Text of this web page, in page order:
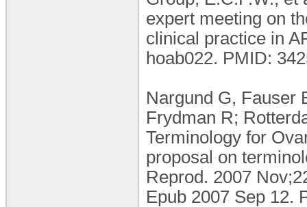
expert meeting on
clinical practice in
hoab022. PMID:
Nargund G, Fauser
Frydman R;
Terminology for
proposal on
Reprod. 2007
Epub 2007 Sep 12.